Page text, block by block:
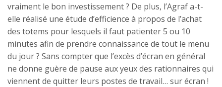
vraiment le bon investissement ? De plus, l’Agraf a-t-
elle réalisé une étude d’efficience à propos de l’achat
des totems pour lesquels il faut patienter 5 ou 10
minutes afin de prendre connaissance de tout le menu
du jour ? Sans compter que l’excès d’écran en général
ne donne guère de pause aux yeux des rationnaires qui
viennent de quitter leurs postes de travail… sur écran !